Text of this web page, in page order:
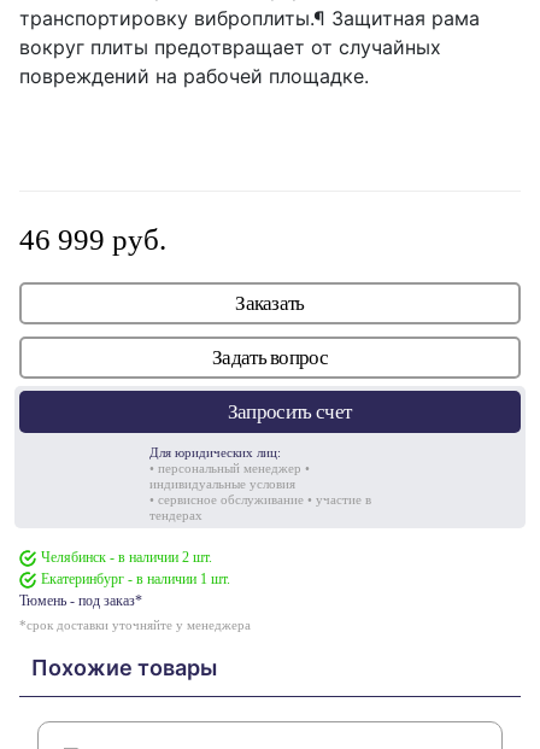
транспортировку виброплиты.¶ Защитная рама
вокруг плиты предотвращает от случайных
повреждений на рабочей площадке.
46 999 руб.
Заказать
Задать вопрос
Запросить счет
Для юридических лиц:
• персональный менеджер •
индивидуальные условия
• сервисное обслуживание • участие в
тендерах
Челябинск - в наличии 2 шт.
Екатеринбург - в наличии 1 шт.
Тюмень - под заказ*
*срок доставки уточняйте у менеджера
Похожие товары